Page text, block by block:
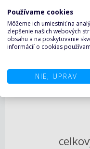
max.
Používame cookies
Môžeme ich umiestniť na
zlepšenie našich webových
obsahu a na poskytovanie
informácií o cookies
NIE, UPRAV